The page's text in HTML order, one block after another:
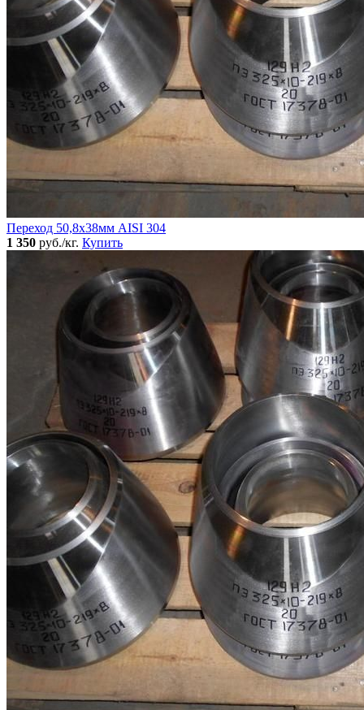
Переход 50,8х38мм AISI 304
1 350 руб./кг. Купить